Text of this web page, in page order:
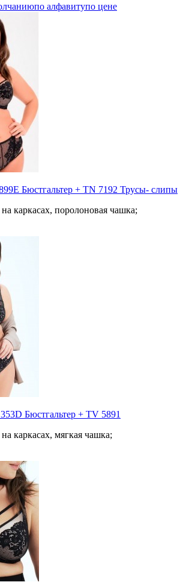
по алфавитупо цене
Бюстгальтер + TN 7192 Трусы- слипы
каркасах, поролоновая чашка;
Бюстгальтер + TV 5891
каркасах, мягкая чашка;